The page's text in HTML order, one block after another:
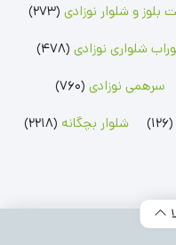
بلوز و شلوار نوزادی (273)
شلواری نوزادی (478)
سرهمی نوزادی (760)
(126) شلوار بچگانه (2218)